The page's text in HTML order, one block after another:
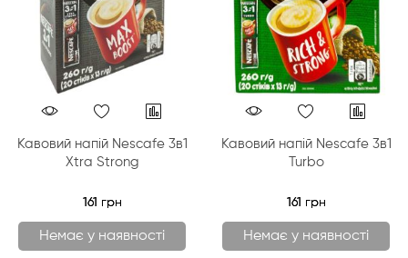
Кавовий напій Nescafe 3в1
Xtra Strong
161 грн
Немає у наявності
Кавовий напій Nescafe 3в1
Turbo
161 грн
Немає у наявності